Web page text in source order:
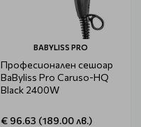
BABYLISS PRO
Професионален сешоар
BaByliss Pro Caruso-HQ
Black 2400W
€ 96.63 (189.00 лв.)